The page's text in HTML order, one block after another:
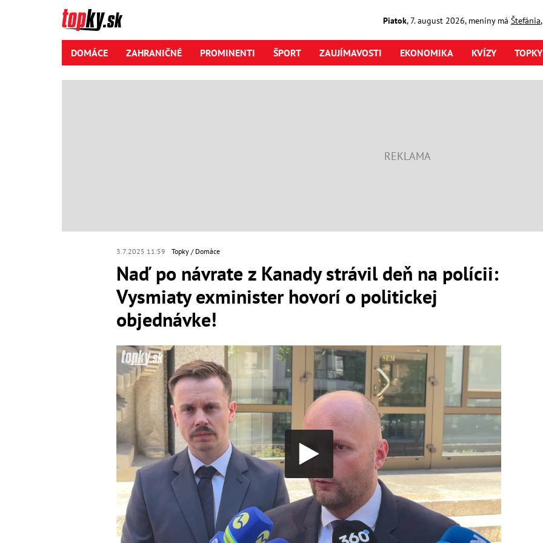
Piatok,7. august2026, meniny má Štefánia
DOMÁCE ZAHRANIČNÉ PROMINENTI ŠPORT ZAUJÍMAVOSTI EKONOMIKA KVÍZY
3.7.2025 11:59 Topky Domáce
Naď po návrate z Kanady strávil deň na polícii:
Vysmiaty exminister hovorí o politickej
objednávke!